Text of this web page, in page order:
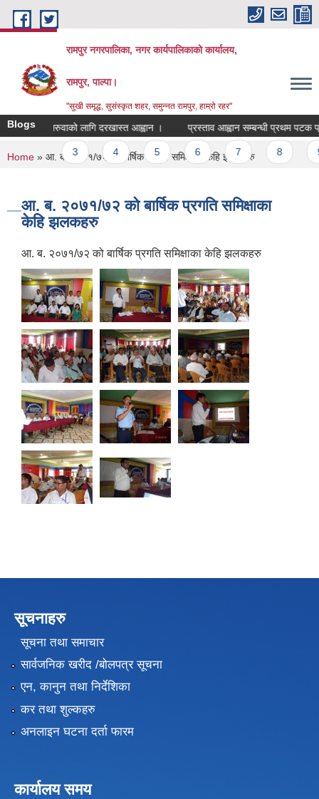
Skip to main content
रामपुर नगरपालिका, नगर कार्यपालिकाको कार्यालय,
रामपुर, पाल्पा।
"सुखी समृद्ध, सुसंस्कृत शहर, समुन्नत रामपुर, हाम्रो रहर"
Blogs
शिक्षक सरुवाको लागि दरखास्त आह्वान । प्रस्ताव आह्वान सम्बन्धी प्रथम पटक
3 4 5 6 7
You are here
Home » आ. ब. २०७१/७२ को बार्षिक प्रगति समिक्षाका केहि झलकहरु
आ. ब. २०७१/७२ को बार्षिक प्रगति समिक्षाका
केहि झलकहरु
आ. ब. २०७१/७२ को बार्षिक प्रगति समिक्षाका केहि झलकहरु
सूचनाहरु
सूचना तथा समाचार
सार्वजनिक खरीद /बोलपत्र सूचना
एन, कानुन तथा निर्देशिका
कर तथा शुल्कहरु
अनलाइन घटना दर्ता फारम
कार्यालय समय